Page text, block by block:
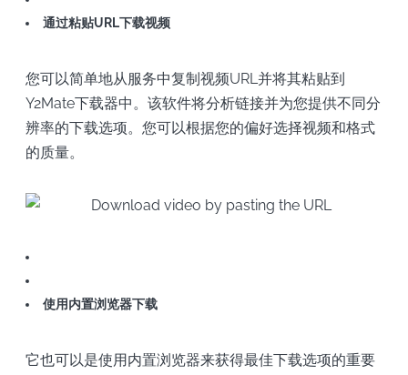
通过粘贴URL下载视频
您可以简单地从服务中复制视频URL并将其粘贴到
Y2Mate下载器中。该软件将分析链接并为您提供不同分
辨率的下载选项。您可以根据您的偏好选择视频和格式
的质量。
使用内置浏览器下载
它也可以是使用内置浏览器来获得最佳下载选项的重要